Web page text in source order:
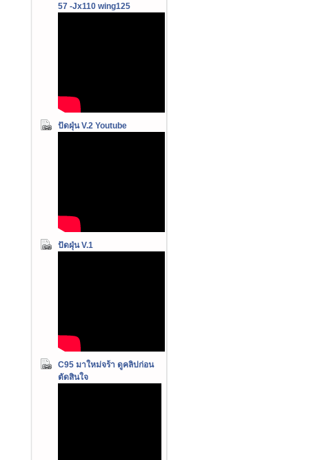
57 -Jx110 wing125
ปัดฝุ่น V.2 Youtube
ปัดฝุ่น V.1
C95 มาใหม่จร้า ดูคลิปก่อน
ตัดสินใจ